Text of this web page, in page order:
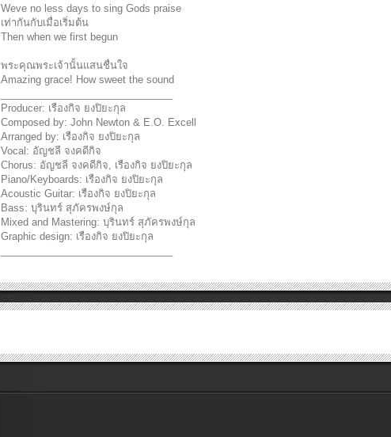
Weve no less days to sing Gods praise
เท่ากันกับเมื่อเริ่มต้น
Then when we first begun
พระคุณพระเจ้านั้นแสนชื่นใจ
Amazing grace! How sweet the sound
Producer: เรืองกิจ ยงปิยะกุล
Composed by: John Newton & E.O. Excell
Arranged by: เรืองกิจ ยงปิยะกุล
Vocal: อัญชลี จงคดีกิจ
Chorus: อัญชลี จงคดีกิจ, เรืองกิจ ยงปิยะกุล
Piano/Keyboards: เรืองกิจ ยงปิยะกุล
Acoustic Guitar: เรืองกิจ ยงปิยะกุล
Bass: บุรินทร์​ สุภัครพงษ์กุล
Mixed and Mastering: บุรินทร์​ สุภัครพงษ์กุล
Graphic design: เรืองกิจ ยงปิยะกุล